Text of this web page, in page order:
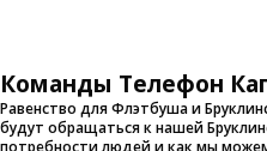
Команды Телефон
Равенство для Флэтбуша и
будут обращаться к нашей
потребности людей и как мы